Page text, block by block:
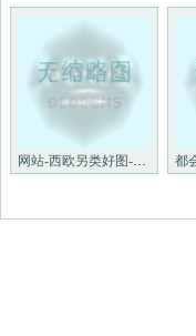
网站-西欧另类好图-视频有哪些